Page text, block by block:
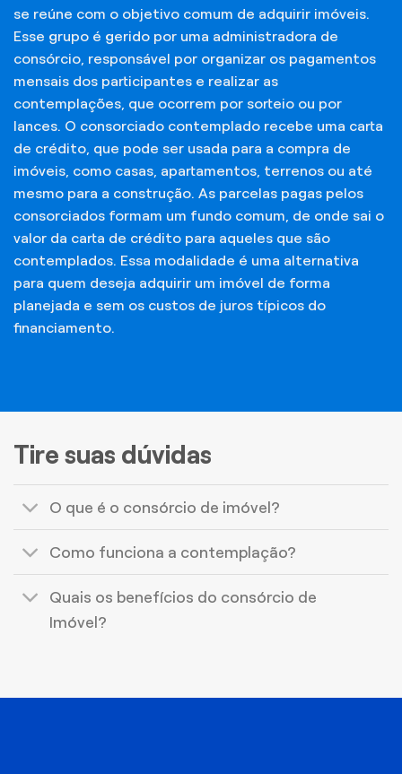
se reúne com o objetivo comum de adquirir imóveis.
Esse grupo é gerido por uma administradora de
consórcio, responsável por organizar os pagamentos
mensais dos participantes e realizar as
contemplações, que ocorrem por sorteio ou por
lances. O consorciado contemplado recebe uma carta
de crédito, que pode ser usada para a compra de
imóveis, como casas, apartamentos, terrenos ou até
mesmo para a construção. As parcelas pagas pelos
consorciados formam um fundo comum, de onde sai o
valor da carta de crédito para aqueles que são
contemplados. Essa modalidade é uma alternativa
para quem deseja adquirir um imóvel de forma
planejada e sem os custos de juros típicos do
financiamento.
Tire suas dúvidas
O que é o consórcio de imóvel?
Como funciona a contemplação?
Quais os benefícios do consórcio de
Imóvel?